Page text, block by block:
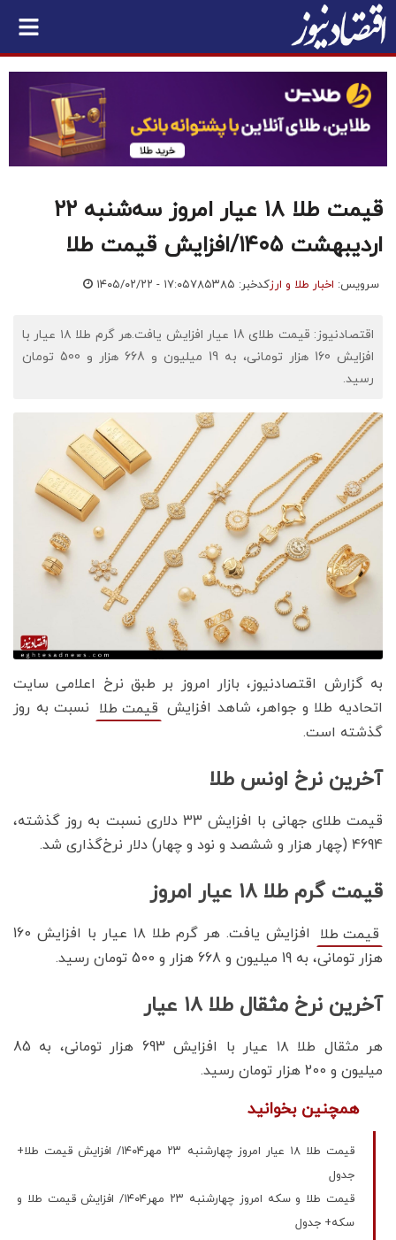
قیمت طلا ۱۸ عیار امروز سه‌شنبه ۲۲
اردیبهشت ۱۴۰۵/افزایش قیمت طلا
سرویس: اخبار طلا و ارزکدخبر: ۷۸۵۳۸۵ ۱۴۰۵/۰۲/۲۲ - ۱۷:۰۵
اقتصادنیوز: قیمت طلای 18 عیار افزایش یافت.هر گرم طلا ۱۸ عیار با
افزایش 160 هزار تومانی، به 19 میلیون و 668 هزار و 500 تومان
رسید.
به گزارش اقتصادنیوز، بازار امروز بر طبق نرخ اعلامی سایت
اتحادیه طلا و جواهر، شاهد افزایش قیمت‌‌‌‌ طلا نسبت به روز
گذشته است.
آخرین نرخ اونس طلا
قیمت طلای جهانی با افزایش 33 دلاری نسبت به روز گذشته،
4694 (چهار هزار و ششصد و نود و چهار) دلار نرخ‌گذاری شد.
قیمت گرم طلا ۱۸ عیار امروز
قیمت طلا
افزایش یافت. هر گرم طلا ۱۸ عیار با افزایش 160
هزار تومانی، به 19 میلیون و 668 هزار و 500 تومان رسید.
آخرین نرخ مثقال طلا ۱۸ عیار
هر مثقال طلا ۱۸ عیار با افزایش 693 هزار تومانی، به 85
میلیون و 200 هزار تومان رسید‌.
همچنین بخوانید
قیمت طلا ۱۸ عیار امروز چهارشنبه ۲۳ مهر۱۴۰۴/ افزایش قیمت طلا+
جدول
قیمت طلا و سکه امروز چهارشنبه ۲۳ مهر۱۴۰۴/ افزایش قیمت طلا و
سکه+ جدول